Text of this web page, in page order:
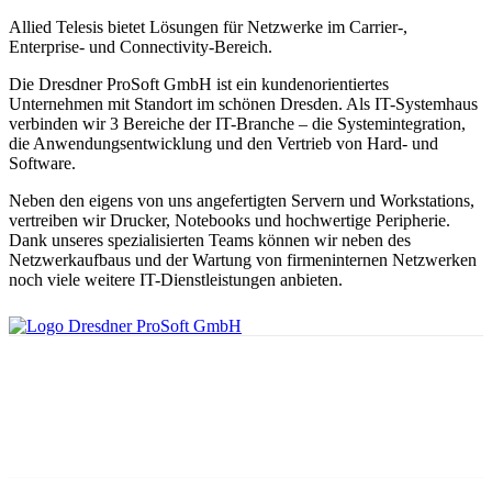
Allied Telesis bietet Lösungen für Netzwerke im Carrier-,
Enterprise- und Connectivity-Bereich.
Die Dresdner ProSoft GmbH ist ein kundenorientiertes
Unternehmen mit Standort im schönen Dresden. Als IT-Systemhaus
verbinden wir 3 Bereiche der IT-Branche – die Systemintegration,
die Anwendungsentwicklung und den Vertrieb von Hard- und
Software.
Neben den eigens von uns angefertigten Servern und Workstations,
vertreiben wir Drucker, Notebooks und hochwertige Peripherie.
Dank unseres spezialisierten Teams können wir neben des
Netzwerkaufbaus und der Wartung von firmeninternen Netzwerken
noch viele weitere IT-Dienstleistungen anbieten.